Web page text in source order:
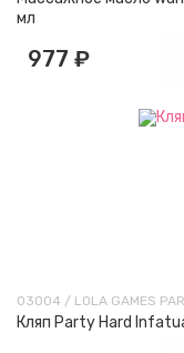
мл
977 ₽
03004 / LOLA GAMES
Кляп Party Hard